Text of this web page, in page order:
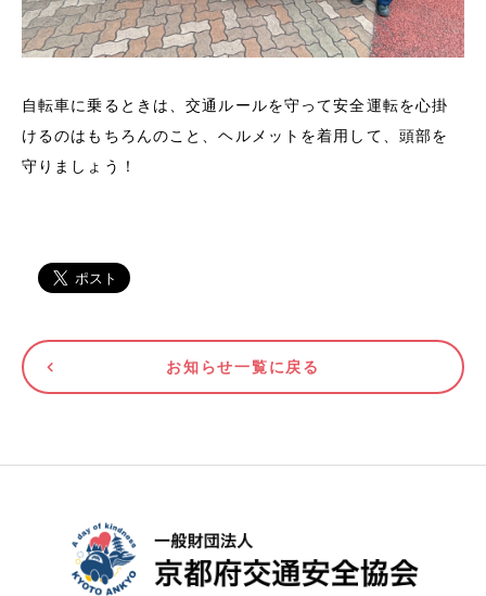
自転車に乗るときは、交通ルールを守って安全運転を心掛
けるのはもちろんのこと、ヘルメットを着用して、頭部を
守りましょう！
お知らせ一覧に戻る